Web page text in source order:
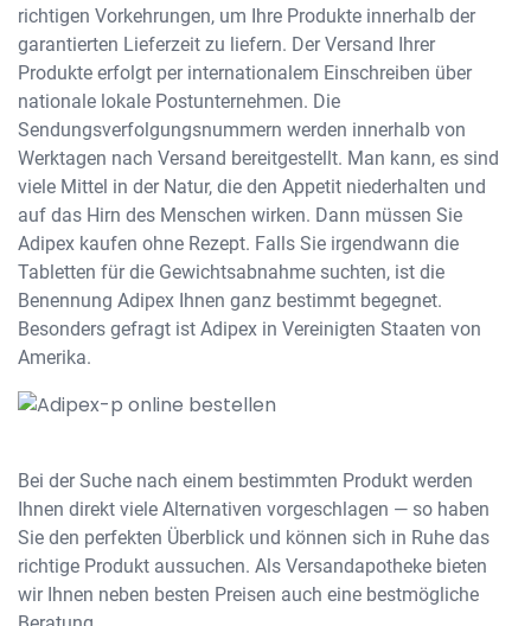
richtigen Vorkehrungen, um Ihre Produkte innerhalb der
garantierten Lieferzeit zu liefern. Der Versand Ihrer
Produkte erfolgt per internationalem Einschreiben über
nationale lokale Postunternehmen. Die
Sendungsverfolgungsnummern werden innerhalb von
Werktagen nach Versand bereitgestellt. Man kann, es sind
viele Mittel in der Natur, die den Appetit niederhalten und
auf das Hirn des Menschen wirken. Dann müssen Sie
Adipex kaufen ohne Rezept. Falls Sie irgendwann die
Tabletten für die Gewichtsabnahme suchten, ist die
Benennung Adipex Ihnen ganz bestimmt begegnet.
Besonders gefragt ist Adipex in Vereinigten Staaten von
Amerika.
Bei der Suche nach einem bestimmten Produkt werden
Ihnen direkt viele Alternativen vorgeschlagen — so haben
Sie den perfekten Überblick und können sich in Ruhe das
richtige Produkt aussuchen. Als Versandapotheke bieten
wir Ihnen neben besten Preisen auch eine bestmögliche